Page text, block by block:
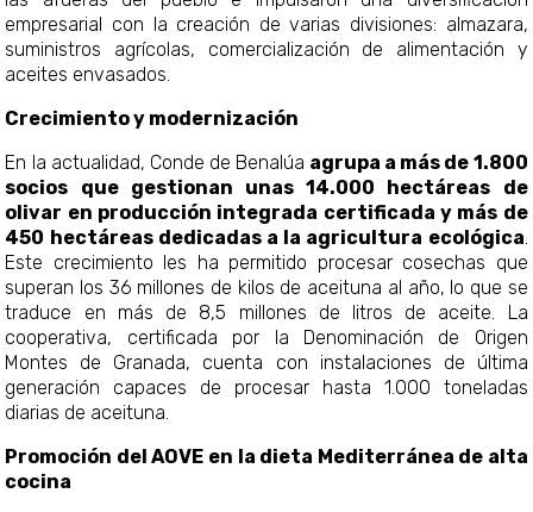
empresarial con la creación de varias divisiones: almazara,
suministros agrícolas, comercialización de alimentación y
aceites envasados.
Crecimiento y modernización
En la actualidad, Conde de Benalúa agrupa a más de 1.800
socios que gestionan unas 14.000 hectáreas de
olivar en producción integrada certificada y más de
450 hectáreas dedicadas a la agricultura ecológica
Este crecimiento les ha permitido procesar cosechas que
superan los 36 millones de kilos de aceituna al año, lo que se
traduce en más de 8,5 millones de litros de aceite. La
cooperativa, certificada por la Denominación de Origen
Montes de Granada, cuenta con instalaciones de última
generación capaces de procesar hasta 1.000 toneladas
diarias de aceituna.
Promoción del AOVE en la dieta Mediterránea de alta
cocina